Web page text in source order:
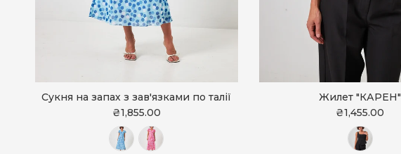
Сукня на запах з зав'язками по талії
₴1,855.00
Жилет "КАРЕН"
₴1,455.00